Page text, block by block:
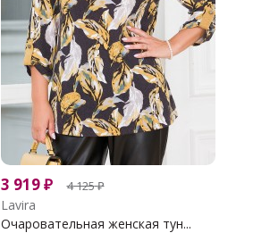
3 919₽ 4 125₽
Lavira
Очаровательная женская тун...